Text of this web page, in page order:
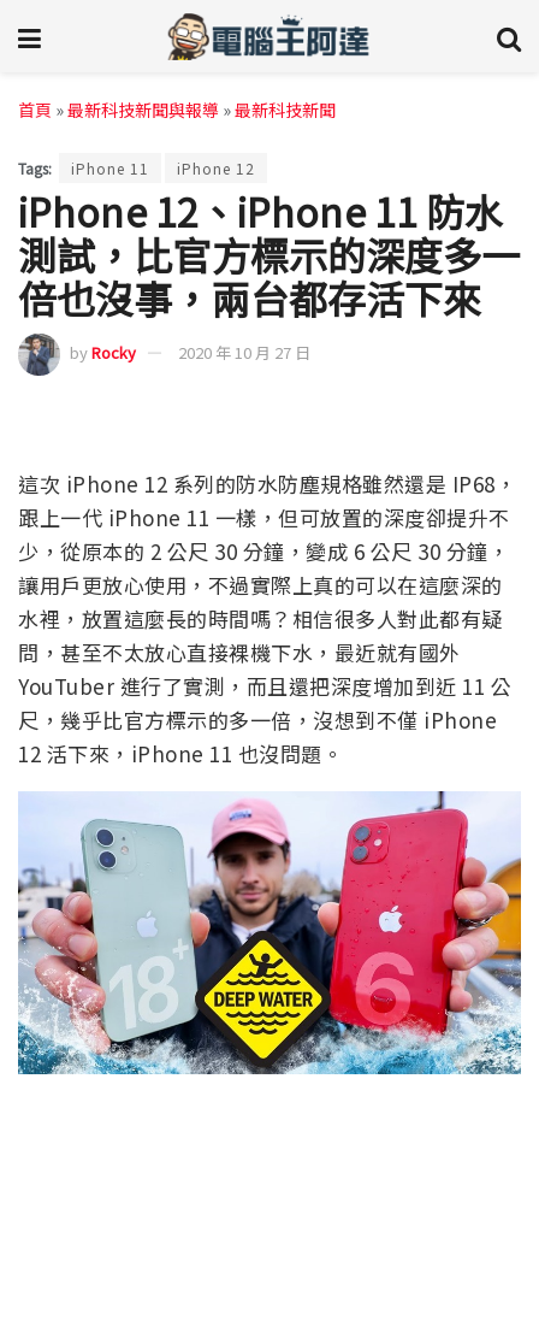
首頁 »最新科技新聞與報導 »最新科技新聞
Tags: iPhone 11 iPhone 12
iPhone 12、iPhone 11 防水
測試，比官方標示的深度多一
倍也沒事，兩台都存活下來
byRocky 2020 年 10 月 27 日
這次 iPhone 12 系列的防水防塵規格雖然還是 IP68，
跟上一代 iPhone 11 一樣，但可放置的深度卻提升不
少，從原本的 2 公尺 30 分鐘，變成 6 公尺 30 分鐘，
讓用戶更放心使用，不過實際上真的可以在這麼深的
水裡，放置這麼長的時間嗎？相信很多人對此都有疑
問，甚至不太放心直接裸機下水，最近就有國外
YouTuber 進行了實測，而且還把深度增加到近 11 公
尺，幾乎比官方標示的多一倍，沒想到不僅 iPhone
12 活下來，iPhone 11 也沒問題。